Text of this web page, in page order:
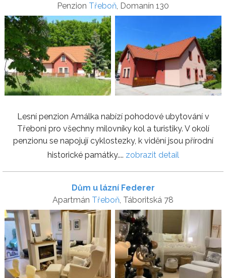
Penzion Třeboň , Domanín 130
Lesní penzion Amálka nabízí pohodové ubytování v
Třeboni pro všechny milovníky kol a turistiky. V okolí
penzionu se napojují cyklostezky, k vidění jsou přírodní
historické památky.... zobrazit detail
Dům u lázní Federer
Apartmán Třeboň, Táboritská 78